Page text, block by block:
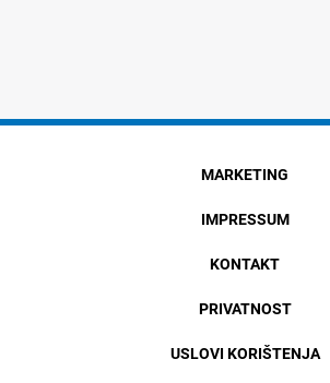
MARKETING
IMPRESSUM
KONTAKT
PRIVATNOST
USLOVI KORIŠTENJA